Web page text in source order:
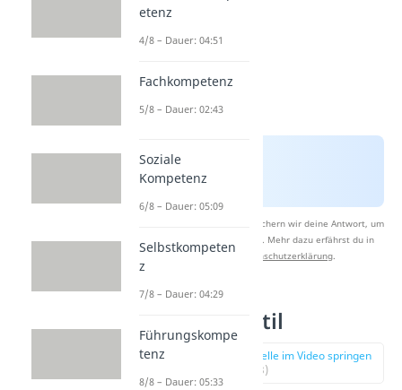
Nach Beantwortung speichern wir deine Antwort, um
Studyflix zu verbessern. Mehr dazu erfährst du in
unserer
Datenschutzerklärung.
Führungsstil
zur Stelle im Video springen
(02:33)
etenz
4/8 – Dauer: 04:51
Fachkompetenz
5/8 – Dauer: 02:43
Soziale
Kompetenz
6/8 – Dauer: 05:09
Selbstkompeten
z
7/8 – Dauer: 04:29
Führungskompe
tenz
8/8 – Dauer: 05:33